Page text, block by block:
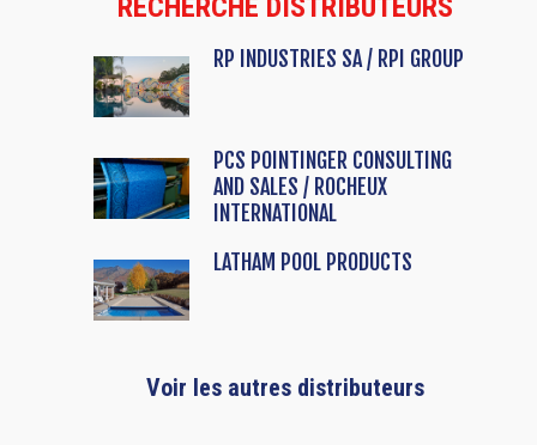
RP INDUSTRIES SA / RPI GROUP
PCS POINTINGER CONSULTING
AND SALES / ROCHEUX
INTERNATIONAL
LATHAM POOL PRODUCTS
Voir les autres distributeurs